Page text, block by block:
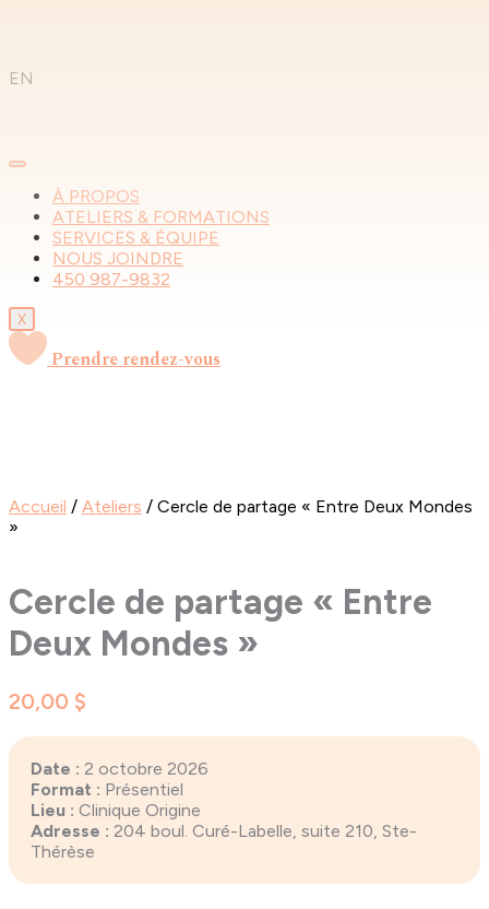
EN
À PROPOS
ATELIERS & FORMATIONS
SERVICES & ÉQUIPE
NOUS JOINDRE
450 987-9832
X
Prendre rendez-vous
Accueil / Ateliers / Cercle de partage « Entre Deux Mondes
»
Cercle de partage « Entre
Deux Mondes »
20,00 $
Date : 2 octobre 2026
Format : Présentiel
Lieu : Clinique Origine
Adresse : 204 boul. Curé-Labelle, suite 210, Ste-
Thérèse